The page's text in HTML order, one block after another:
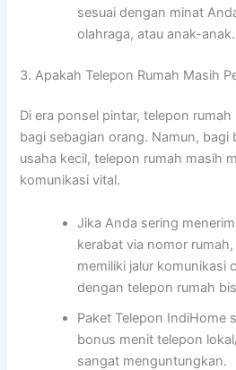
sesuai dengan minat
olahraga, atau anak-anak.
3. Apakah Telepon Rumah Masih
Di era ponsel pintar, telepon
bagi sebagian orang. Namun, bagi
usaha kecil, telepon rumah masih
komunikasi vital.
Jika Anda sering
kerabat via nomor
memiliki jalur komunikasi
dengan telepon rumah
Paket Telepon IndiHome
bonus menit telepon
sangat menguntungkan.